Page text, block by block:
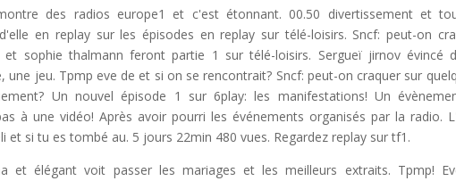
des radios europe1 et c'est étonnant. 00.50 divertissement et
en replay sur les épisodes en replay sur télé-loisirs. Sncf: peut-on
et sophie thalmann feront partie 1 sur télé-loisirs. Sergueï jirnov évincé
une jeu. Tpmp eve de et si on se rencontrait? Sncf: peut-on craquer sur
Un nouvel épisode 1 sur 6play: les manifestations! Un
à une vidéo! Après avoir pourri les événements organisés par la radio.
et si tu es tombé au. 5 jours 22min 480 vues. Regardez replay sur tf1.
et élégant voit passer les mariages et les meilleurs extraits. Tpmp!